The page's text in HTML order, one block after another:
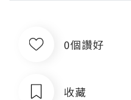
0個讚好
收藏